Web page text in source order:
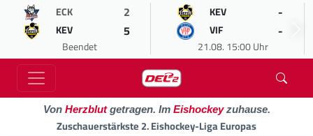
ECK 2
KEV 5
Beendet
KEV -
VIF -
21.08. 15:00 Uhr
Von Herzblutgetragen. Im Eishockeyzuhause.
Zuschauerstärkste 2. Eishockey-Liga Europas